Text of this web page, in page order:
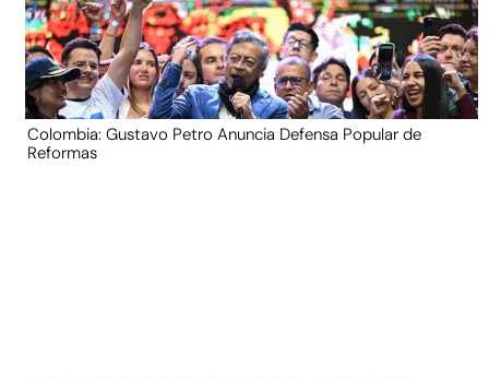
Colombia: Gustavo Petro Anuncia Defensa Popular de
Reformas